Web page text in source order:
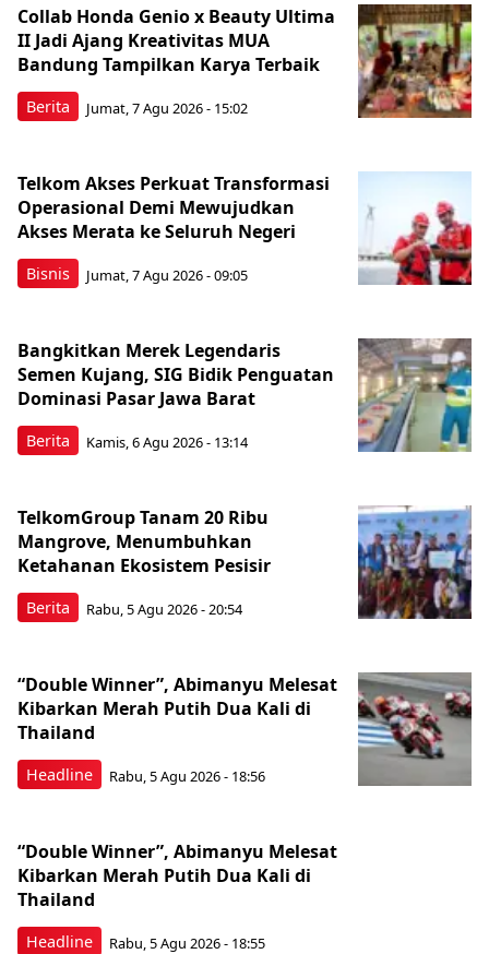
Berita
Collab Honda Genio x Beauty Ultima
II Jadi Ajang Kreativitas MUA
Bandung Tampilkan Karya Terbaik
Jumat, 7 Agu 2026 - 15:02
Bisnis
Telkom Akses Perkuat Transformasi
Operasional Demi Mewujudkan
Akses Merata ke Seluruh Negeri
Jumat, 7 Agu 2026 - 09:05
Berita
Bangkitkan Merek Legendaris
Semen Kujang, SIG Bidik Penguatan
Dominasi Pasar Jawa Barat
Kamis, 6 Agu 2026 - 13:14
Berita
TelkomGroup Tanam 20 Ribu
Mangrove, Menumbuhkan
Ketahanan Ekosistem Pesisir
Rabu, 5 Agu 2026 - 20:54
Headline
“Double Winner”, Abimanyu Melesat
Kibarkan Merah Putih Dua Kali di
Thailand
Rabu, 5 Agu 2026 - 18:56
Headline
“Double Winner”, Abimanyu Melesat
Kibarkan Merah Putih Dua Kali di
Thailand
Rabu, 5 Agu 2026 - 18:55